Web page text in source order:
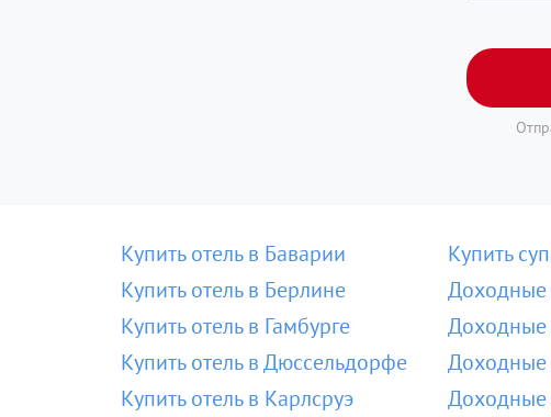
Купить отель в Баварии
Купить отель в Берлине
Купить отель в Гамбурге
Купить отель в Дюссельдорфе
Купить отель в Карлсруэ
Купить
Доходные
Доходные
Доходные